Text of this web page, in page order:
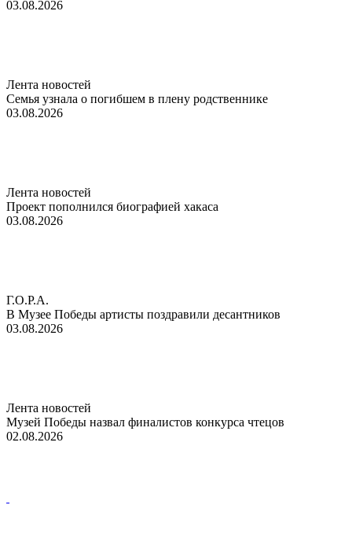
03.08.2026
Лента новостей
Семья узнала о погибшем в плену родственнике
03.08.2026
Лента новостей
Проект пополнился биографией хакаса
03.08.2026
Г.О.Р.А.
В Музее Победы артисты поздравили десантников
03.08.2026
Лента новостей
Музей Победы назвал финалистов конкурса чтецов
02.08.2026